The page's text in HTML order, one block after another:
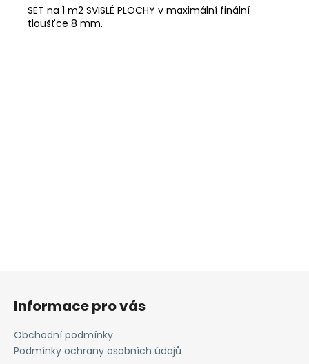
SET na 1 m2 SVISLÉ PLOCHY v maximální finální
tloušťce 8 mm.
Z
Informace pro vás
Obchodní podmínky
Podmínky ochrany osobních údajů